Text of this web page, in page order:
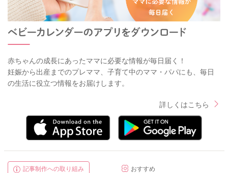
赤ちゃんの成長にあったママに必要な情報が毎日届く！
妊娠から出産までのプレママ、子育て中のママ・パパにも、毎日
の生活に役立つ情報をお届けします。
詳しくはこちら
記事制作への取り組み
おすすめ